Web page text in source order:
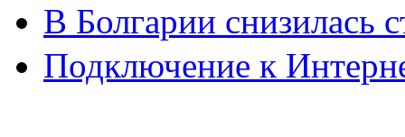
В Болгарии снизилась
Подключение к